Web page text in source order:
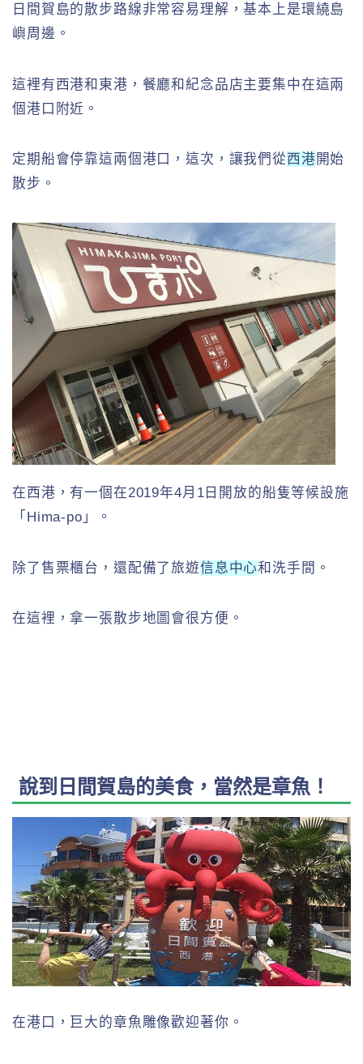
日間賀島的散步路線非常容易理解，基本上是環繞島
嶼周邊。
這裡有西港和東港，餐廳和紀念品店主要集中在這兩
個港口附近。
定期船會停靠這兩個港口，這次，讓我們從 西港開始
散步。
在西港，有一個在2019年4月1日開放的船隻等候設施
「Hima-po」。
除了售票櫃台，還配備了旅遊信息中心和洗手間。
在這裡，拿一張散步地圖會很方便。
說到日間賀島的美食，當然是章魚！
在港口，巨大的章魚雕像歡迎著你。